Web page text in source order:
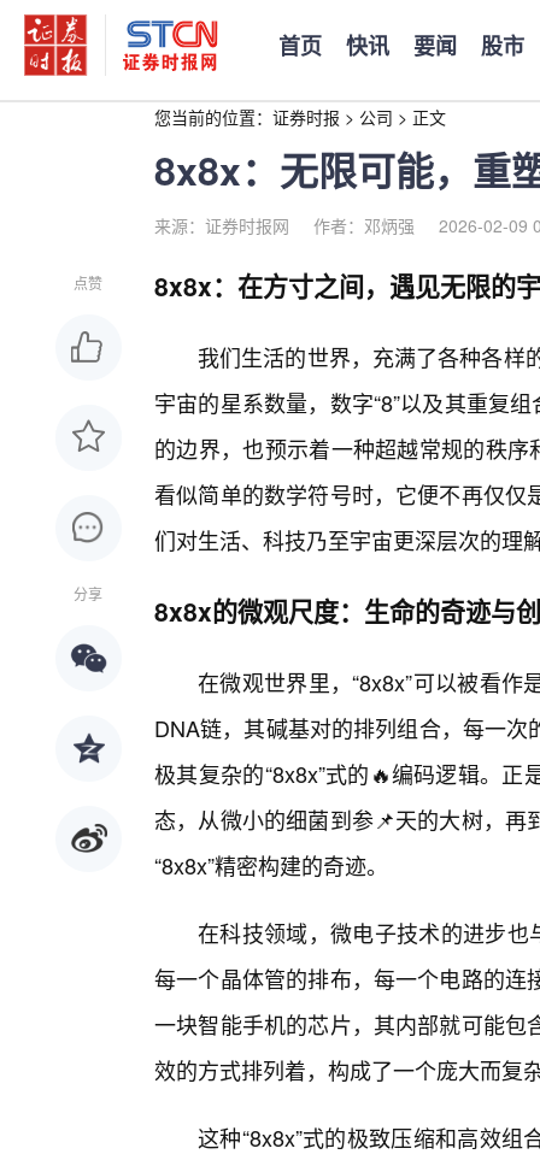
首页 快讯 要闻 股市
您当前的位置： 证券时报 > 公司 > 正文
8x8x：无限可能，重
来源：证券时报网 作者：邓炳强 2026-02-09
点赞
分享
8x8x：在方寸之间，遇见无限的
我们生活的世界，充满了各种各样
宇宙的星系数量，数字“8”以及其重复
的边界，也预示着一种超越常规的秩序
看似简单的数学符号时，它便不再仅
们对生活、科技乃至宇宙更深层次的理
8x8x的微观尺度：生命的奇迹与
在微观世界里，“8x8x”可以被看
DNA链，其碱基对的排列组合，每一
极其复杂的“8x8x”式的🔥编码逻辑。
态，从微小的细菌到参📌天的大树，
“8x8x”精密构建的奇迹。
在科技领域，微电子技术的进步也
每一个晶体管的排布，每一个电路的
一块智能手机的芯片，其内部就可能
效的方式排列着，构成了一个庞大而复
这种“8x8x”式的极致压缩和高效